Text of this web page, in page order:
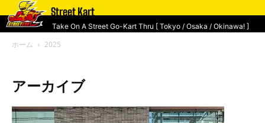
Street Kart
Take On A Street Go-Kart Thru [ Tokyo / Osaka / Okinawa! ]
ホーム 2025
アーカイブ